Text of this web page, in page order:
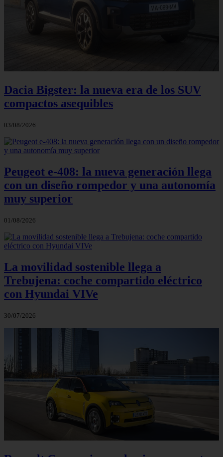
Dacia Bigster: la nueva era de los SUV
compactos asequibles
03/08/2026
Peugeot e-408: la nueva generación llega
con un diseño rompedor y una autonomía
muy superior
01/08/2026
La movilidad sostenible llega a
Trebujena: coche compartido eléctrico
con Hyundai VIVe
30/07/2026